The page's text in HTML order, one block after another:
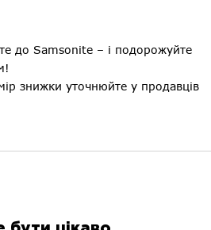
до Samsonite – і подорожуйте
знижки уточнюйте у продавців